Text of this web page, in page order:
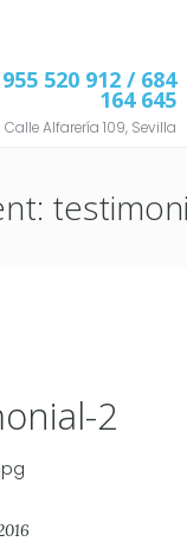
955 520 912 / 684
164 645
Calle Alfarería 109, Sevilla
2